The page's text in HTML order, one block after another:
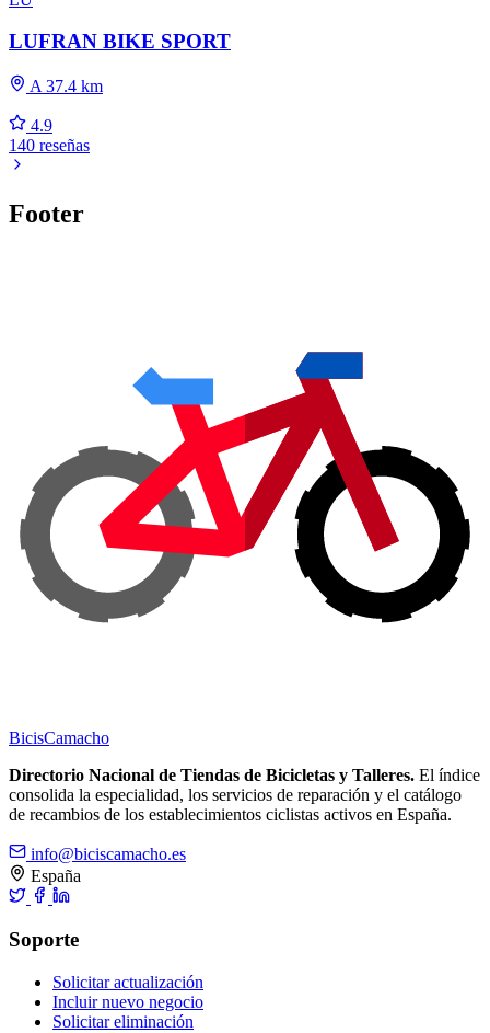
LUFRAN BIKE SPORT
A 37.4 km
4.9
140 reseñas
Footer
BicisCamacho
Directorio Nacional de Tiendas de Bicicletas y Talleres. El índice
consolida la especialidad, los servicios de reparación y el catálogo
de recambios de los establecimientos ciclistas activos en España.
info@biciscamacho.es
España
Soporte
Solicitar actualización
Incluir nuevo negocio
Solicitar eliminación